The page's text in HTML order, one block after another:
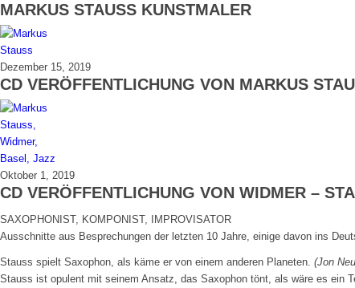
MARKUS STAUSS KUNSTMALER
Dezember 15, 2019
CD VERÖFFENTLICHUNG VON MARKUS
Oktober 1, 2019
CD VERÖFFENTLICHUNG VON WIDMER –
SAXOPHONIST, KOMPONIST, IMPROVISATOR
Ausschnitte aus Besprechungen der letzten 10 Jahre, einige davon ins
Stauss spielt Saxophon, als käme er von einem anderen Planeten. (Jon
Stauss ist opulent mit seinem Ansatz, das Saxophon tönt, als wäre es ein